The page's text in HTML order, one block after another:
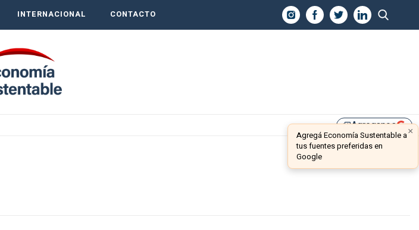
INTERNACIONAL CONTACTO
library_addAgreganos ×
Agregá Economía Sustentable a
tus fuentes preferidas en
Google